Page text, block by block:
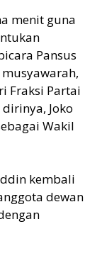
menit guna
Pansus
Fraksi Partai
Joko
Wakil
kembali
dewan